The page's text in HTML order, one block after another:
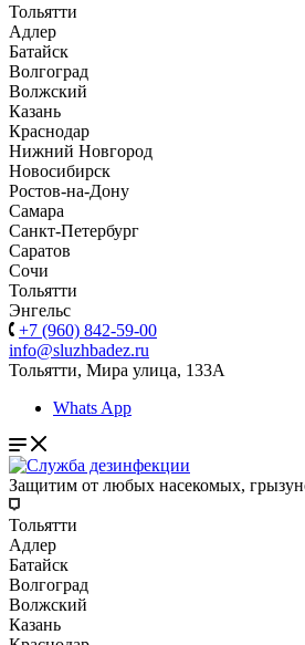
Тольятти
Адлер
Батайск
Волгоград
Волжский
Казань
Краснодар
Нижний Новгород
Новосибирск
Ростов-на-Дону
Самара
Санкт-Петербург
Саратов
Сочи
Тольятти
Энгельс
+7 (960) 842-59-00
info@sluzhbadez.ru
Тольятти, Мира улица, 133А
Whats App
Защитим от любых насекомых,
Тольятти
Адлер
Батайск
Волгоград
Волжский
Казань